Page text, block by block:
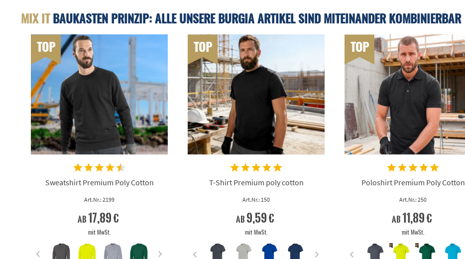
MIX ITBAUKASTEN PRINZIP: ALLE UNSERE BURGIA ARTIKEL SIND MITEINANDER KOMBINIERBAR
TOP
Sweatshirt Premium Poly Cotton
Art.Nr.: 2199
ab 17,89 €
mit MwSt.
TOP
T-Shirt Premium poly cotton
Art.Nr.: 150
ab 9,59 €
mit MwSt.
TOP
Poloshirt Premium Poly Cotton
Art.Nr.: 250
ab 11,89 €
mit MwSt.